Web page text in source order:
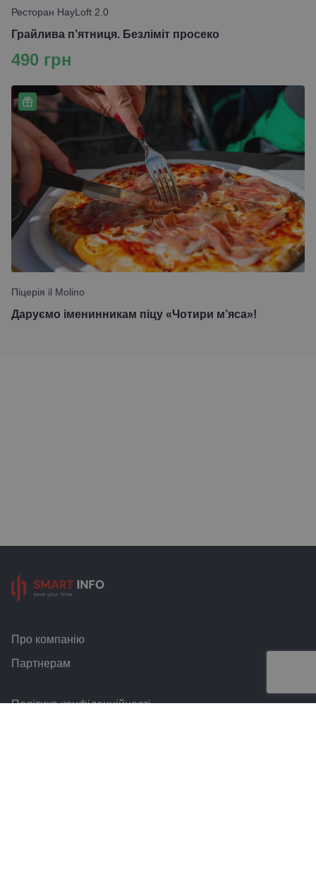
Ресторан HayLoft 2.0
Грайлива п’ятниця. Безліміт просеко
490 грн
Піцерія il Molino
Даруємо іменинникам піцу «Чотири м’яса»!
Про компанію
Партнерам
Політика конфіденційності